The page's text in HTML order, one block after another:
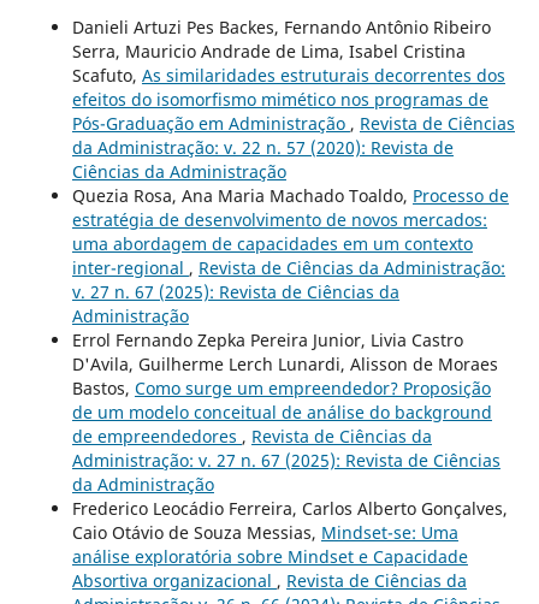
Danieli Artuzi Pes Backes, Fernando Antônio Ribeiro
Serra, Mauricio Andrade de Lima, Isabel Cristina
Scafuto, As similaridades estruturais decorrentes dos
efeitos do isomorfismo mimético nos programas de
Pós-Graduação em Administração , Revista de Ciências
da Administração: v. 22 n. 57 (2020): Revista de
Ciências da Administração
Quezia Rosa, Ana Maria Machado Toaldo, Processo de
estratégia de desenvolvimento de novos mercados:
uma abordagem de capacidades em um contexto
inter-regional , Revista de Ciências da Administração:
v. 27 n. 67 (2025): Revista de Ciências da
Administração
Errol Fernando Zepka Pereira Junior, Livia Castro
D'Avila, Guilherme Lerch Lunardi, Alisson de Moraes
Bastos, Como surge um empreendedor? Proposição
de um modelo conceitual de análise do background
de empreendedores , Revista de Ciências da
Administração: v. 27 n. 67 (2025): Revista de Ciências
da Administração
Frederico Leocádio Ferreira, Carlos Alberto Gonçalves,
Caio Otávio de Souza Messias, Mindset-se: Uma
análise exploratória sobre Mindset e Capacidade
Absortiva organizacional , Revista de Ciências da